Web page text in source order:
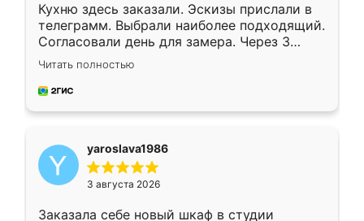
Кухню здесь заказали. Эскизы прислали в
телеграмм. Выбрали наиболее подходящий.
Согласовали день для замера. Через 3
недели кухня была уже готова. Остались
довольны работой. Спасибо Ренессанс
мебель за качественную работу!
Читать полностью
yaroslava1986
3 августа 2026
Заказала себе новый шкаф в студии